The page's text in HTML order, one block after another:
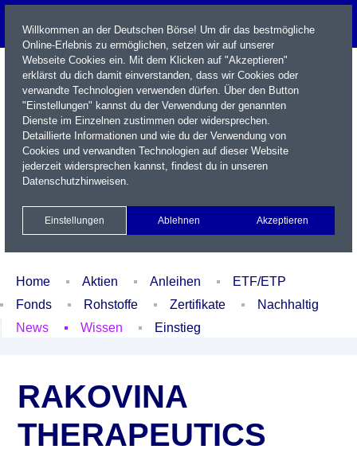
Name / WKN / ISIN / Kürzel
Xetra Realtime
Watchlist Portfolio Login
Home Aktien Anleihen
ETF/ETP
Fonds
Rohstoffe Zertifikate
Nachhaltig
News
Wissen Einstieg
RAKOVINA
THERAPEUTICS
Willkommen an der Deutschen Börse! Um dir das bestmögliche
Online-Erlebnis zu ermöglichen, setzen wir auf unserer
Webseite Cookies ein. Mit dem Klicken auf "Akzeptieren"
erklärst du dich damit einverstanden, dass wir Cookies oder
verwandte Technologien verwenden dürfen. Über den Button
"Einstellungen" kannst du der Verwendung der genannten
Dienste im Einzelnen zustimmen oder widersprechen.
Detaillierte Informationen und wie du der Verwendung von
Cookies und verwandten Technologien auf dieser Website
jederzeit widersprechen kannst, findest du in unseren
Datenschutzhinweisen.
Einstellungen Ablehnen Akzeptieren